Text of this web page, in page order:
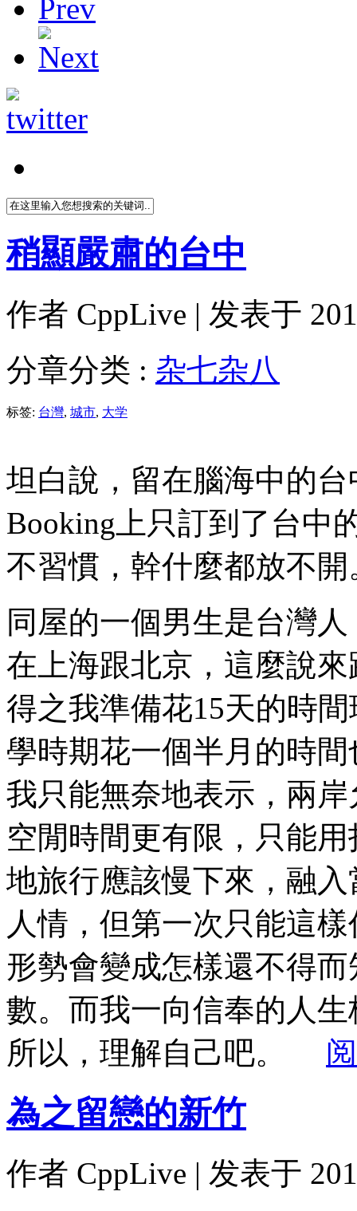
稍顯嚴肅的台中
作者 CppLive | 发表于
分章分类 : 杂七杂八
标签: 台灣, 城市, 大学
坦白說，留在腦海中的
Booking上只訂到了台中
不習慣，幹什麼都放不開
同屋的一個男生是台灣
在上海跟北京，這麼說
得之我準備花15天的時
學時期花一個半月的時
我只能無奈地表示，兩
空閒時間更有限，只能
地旅行應該慢下來，融
人情，但第一次只能這
形勢會變成怎樣還不得
數。而我一向信奉的人
所以，理解自己吧。
為之留戀的新竹
作者 CppLive | 发表于